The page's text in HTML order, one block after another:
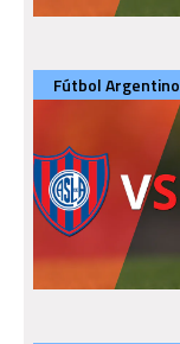
Fútbol Argentino